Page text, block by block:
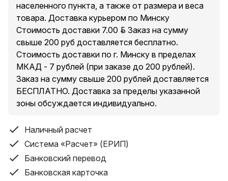
населенного пункта, а также от размера и веса
товара. Доставка курьером по Минску
Стоимость доставки 7.00 руб. Заказ на сумму
свыше 200 руб доставляется бесплатно.
Стоимость доставки по г. Минску в пределах
МКАД - 7 рублей (при заказе до 200 рублей).
Заказ на сумму свыше 200 рублей доставляется
БЕСПЛАТНО. Доставка за пределы указанной
зоны обсуждается индивидуально.
Наличный расчет
Система «Расчет» (ЕРИП)
Банковский перевод
Банковская карточка